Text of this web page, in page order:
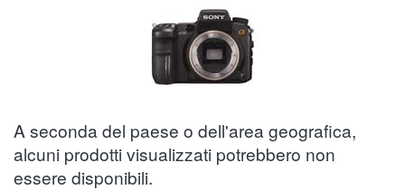
A seconda del paese o dell'area geografica,
alcuni prodotti visualizzati potrebbero non
essere disponibili.